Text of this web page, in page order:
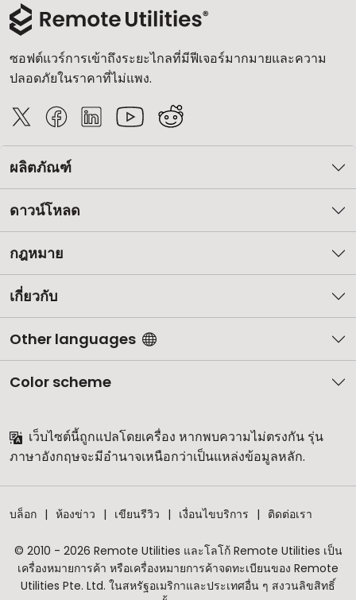
ซอฟต์แวร์การเข้าถึงระยะไกลที่มีฟีเจอร์มากมายและความ
ปลอดภัยในราคาที่ไม่แพง.
ผลิตภัณฑ์
ดาวน์โหลด
กฎหมาย
เกี่ยวกับ
Other languages
Color scheme
เว็บไซต์นี้ถูกแปลโดยเครื่อง หากพบความไม่ตรงกัน รุ่น
ภาษาอังกฤษจะมีอำนาจเหนือกว่าเป็นแหล่งข้อมูลหลัก.
บล็อก ห้องข่าว เขียนรีวิว เงื่อนไขบริการ ติดต่อเรา
© 2010 - 2026 Remote Utilities และโลโก้ Remote Utilities เป็น
เครื่องหมายการค้า หรือเครื่องหมายการค้าจดทะเบียนของ Remote
Utilities Pte. Ltd. ในสหรัฐอเมริกาและประเทศอื่น ๆ สงวนลิขสิทธิ์